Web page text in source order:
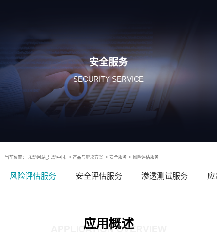
安全服务
SECURITY SERVICE
当前位置： 乐动网站_乐动中国, > 产品与解决方案 > 安全服务 > 风险评估服务
风险评估服务 安全评估服务 渗透测试服务 应
应用概述
APPLICATION OVERVIEW